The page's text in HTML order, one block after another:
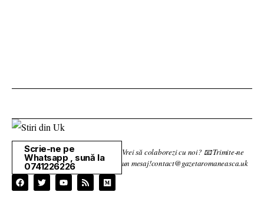
Scrie-ne pe
Whatsapp , sună la
0741226226
Vrei să colaborezi cu noi? 📧 Trimite-ne
un mesaj!contact@gazetaromaneasca.uk